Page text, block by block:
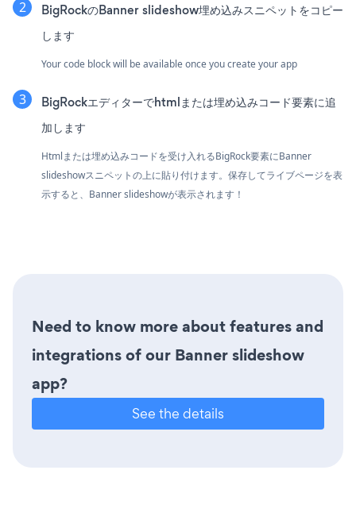
BigRockのBanner slideshow埋め込みスニペットをコピー
します
Your code block will be available once you create your app
BigRockエディターでhtmlまたは埋め込みコード要素に追
加します
Htmlまたは埋め込みコードを受け入れるBigRock要素にBanner
slideshowスニペットの上に貼り付けます。保存してライブページを表
示すると、Banner slideshowが表示されます！
Need to know more about features and
integrations of our Banner slideshow
app?
See the details